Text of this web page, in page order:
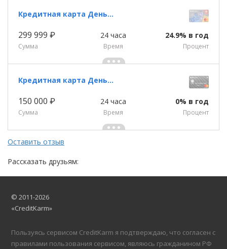
Кредитная карта Деньги Weekend
299 999 ₽
Сумма
24 часа
Время
24.9% в год
Процент
Кредитная карта Деньги Zero
150 000 ₽
Сумма
24 часа
Время
0% в год
Процент
Оставить отзыв
Рассказать друзьям:
© 2011-2026
«CreditKarm»
Пользуясь сервисом CreditKarm я подтверждаю, что согласен с
правилами пользования сервисом, являюсь гражданином РФ